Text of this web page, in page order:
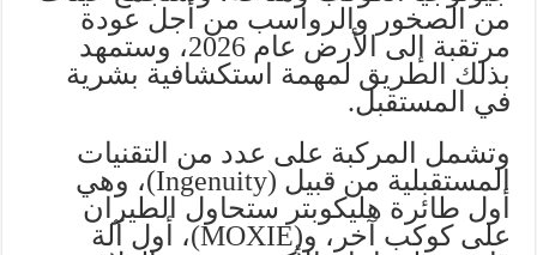
من الصخور والرواسب من أجل عودة
مرتقبة إلى الأرض عام 2026، وستمهد
بذلك الطريق لمهمة استكشافية بشرية
في المستقبل.
وتشمل المركبة على عدد من التقنيات
المستقبلية من قبيل (Ingenuity)، وهي
أول طائرة هليكوبتر ستحاول الطيران
على كوكب آخر، و(MOXIE)، أول آلة